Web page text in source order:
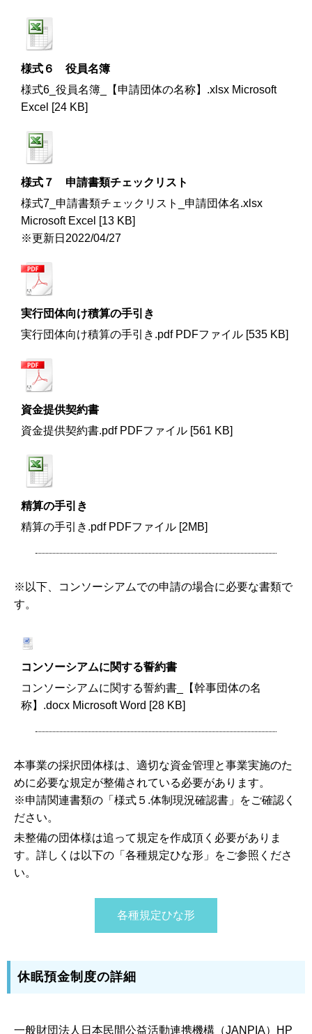
様式６ 役員名簿
様式6_役員名簿_【申請団体の名称】.xlsx Microsoft
Excel [24 KB]
様式７ 申請書類チェックリスト
様式7_申請書類チェックリスト_申請団体名.xlsx
Microsoft Excel [13 KB]
※更新日2022/04/27
実行団体向け積算の手引き
実行団体向け積算の手引き.pdf PDFファイル [535 KB]
資金提供契約書
資金提供契約書.pdf PDFファイル [561 KB]
精算の手引き
精算の手引き.pdf PDFファイル [2MB]
※以下、コンソーシアムでの申請の場合に必要な書類で
す。
コンソーシアムに関する誓約書
コンソーシアムに関する誓約書_【幹事団体の名
称】.docx Microsoft Word [28 KB]
本事業の採択団体様は、適切な資金管理と事業実施のた
めに必要な規定が整備されている必要があります。
※申請関連書類の「様式５.体制現況確認書」をご確認く
ださい。
未整備の団体様は追って規定を作成頂く必要がありま
す。詳しくは以下の「各種規定ひな形」をご参照くださ
い。
各種規定ひな形
休眠預金制度の詳細
一般財団法人日本民間公益活動連携機構（JANPIA）HP